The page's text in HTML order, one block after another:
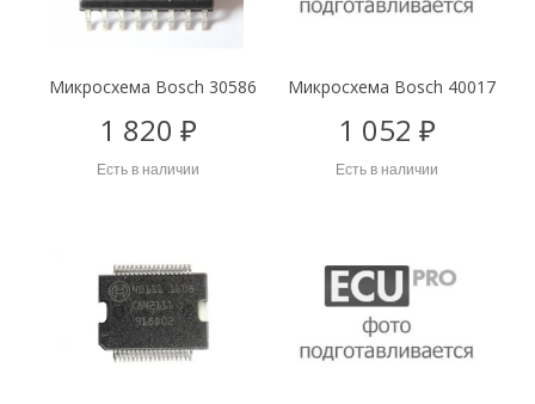
Микросхема Bosch 30586
1 820 ₽
Есть в наличии
Микросхема Bosch 40017
1 052 ₽
Есть в наличии